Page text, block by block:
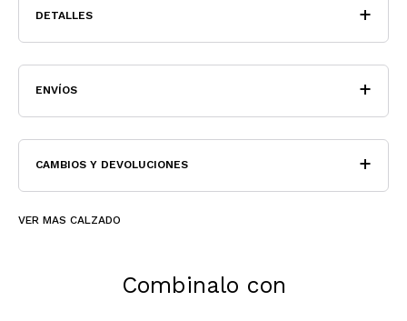
DETALLES
ENVÍOS
CAMBIOS Y DEVOLUCIONES
VER MAS CALZADO
Combinalo con